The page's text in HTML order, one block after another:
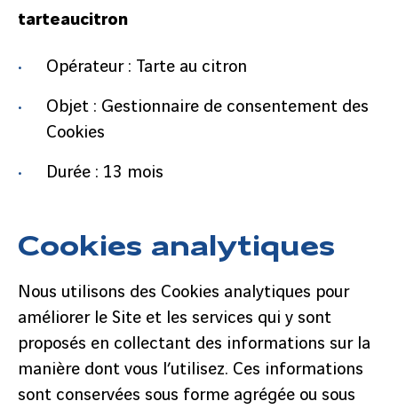
tarteaucitron
Opérateur : Tarte au citron
Objet : Gestionnaire de consentement des
Cookies
Durée : 13 mois
Cookies analytiques
Nous utilisons des Cookies analytiques pour
améliorer le Site et les services qui y sont
proposés en collectant des informations sur la
manière dont vous l’utilisez. Ces informations
sont conservées sous forme agrégée ou sous